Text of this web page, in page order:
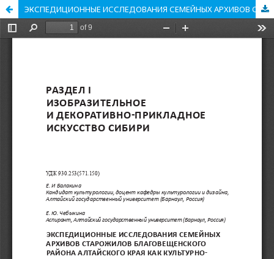
ЭКСПЕДИЦИОННЫЕ ИССЛЕДОВАНИЯ СЕМЕЙНЫХ АРХИВОВ СТАРОЖИЛОВ БЛАГОВЕЩЕНСКОГО РАЙОНА АЛТАЙСКОГО КРАЯ КАК КУЛЬТУРНОͳ ИСТОРИЧЕСКАЯ ОСНОВА РЕКОНСТРУКЦИИ ЖЕНСКИХ РЕМЁСЕЛ РЕГИОНА